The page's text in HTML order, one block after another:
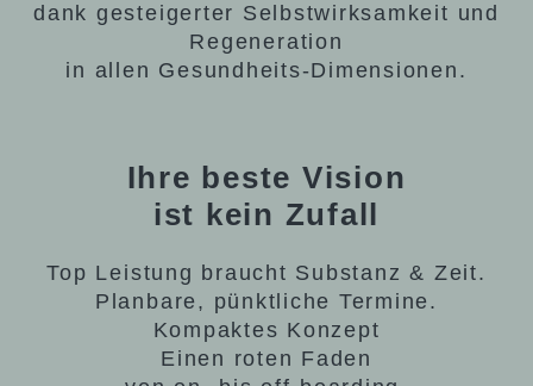
dank gesteigerter Selbstwirksamkeit und
Regeneration
in allen Gesundheits-Dimensionen.
Ihre beste Vision
ist kein Zufall
Top Leistung braucht Substanz & Zeit.
Planbare, pünktliche Termine.
Kompaktes Konzept
Einen roten Faden